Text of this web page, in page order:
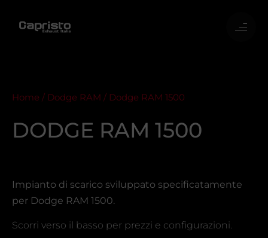
Home / Dodge RAM / Dodge RAM 1500
DODGE RAM 1500
Impianto di scarico sviluppato specificatamente
per Dodge RAM 1500.
Scorri verso il basso per prezzi e configurazioni.